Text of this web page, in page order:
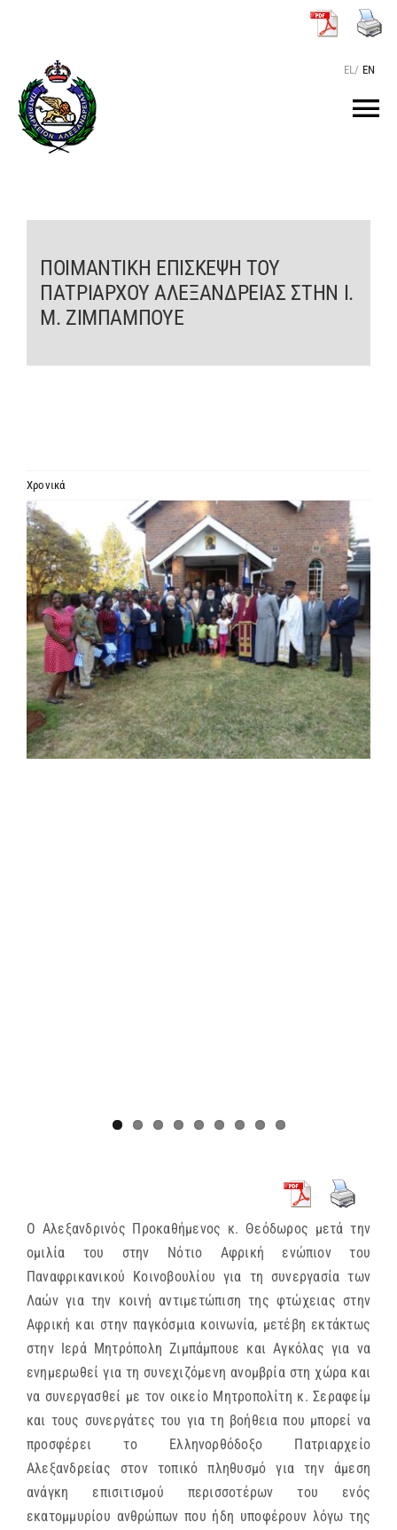
περιεχόμενο
EL/ EN
ΤΟ ΠΑΤΡΙΑΡΧΕΙΟ
MEDIA
ΕΝΗΜΕΡΩΣΗ
ΣΥΝΔΕΣΕΙΣ
ΠΟΙΜΑΝΤΙΚΗ ΕΠΙΣΚΕΨΗ ΤΟΥ
ΠΑΤΡΙΑΡΧΟΥ ΑΛΕΞΑΝΔΡΕΙΑΣ ΣΤΗΝ Ι.
Μ. ΖΙΜΠΑΜΠΟΥΕ
Χρονικά
Προβολή
μεγαλύτερης
εικόνας
Ο Αλεξανδρινός Προκαθήμενος κ. Θεόδωρος μετά την
ομιλία του στην Νότιο Αφρική ενώπιον του
Παναφρικανικού Κοινοβουλίου για τη συνεργασία των
Λαών για την κοινή αντιμετώπιση της φτώχειας στην
Αφρική και στην παγκόσμια κοινωνία, μετέβη εκτάκτως
στην Ιερά Μητρόπολη Ζιμπάμπουε και Αγκόλας για να
ενημερωθεί για τη συνεχιζόμενη ανομβρία στη χώρα και
να συνεργασθεί με τον οικείο Μητροπολίτη κ. Σεραφείμ
και τους συνεργάτες του για τη βοήθεια που μπορεί να
προσφέρει το Ελληνορθόδοξο Πατριαρχείο
Αλεξανδρείας στον τοπικό πληθυσμό για την άμεση
ανάγκη επισιτισμού περισσοτέρων του ενός
εκατομμυρίου ανθρώπων που ήδη υποφέρουν λόγω της